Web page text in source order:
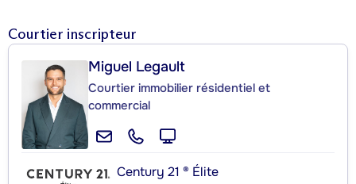
Courtier inscripteur
Miguel Legault
Courtier immobilier résidentiel et
commercial
Century 21 ® Élite